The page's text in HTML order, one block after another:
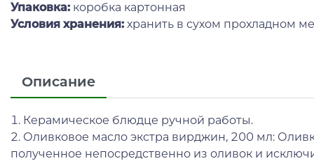
Упаковка: коробка картонная
Условия хранения: хранить в сухом прохладном
Описание
1. Керамическое блюдце ручной работы.
2. Оливковое масло экстра вирджин, 200 мл:
полученное непосредственно из оливок и